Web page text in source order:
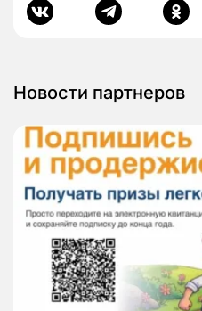
Новости партнеров